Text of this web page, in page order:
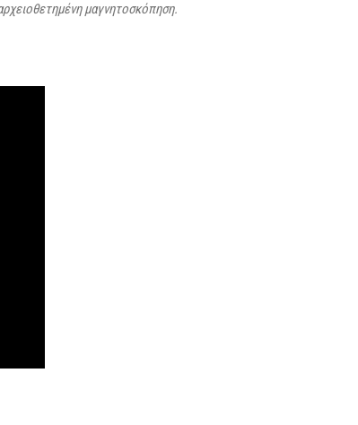
μαγνητοσκόπηση.